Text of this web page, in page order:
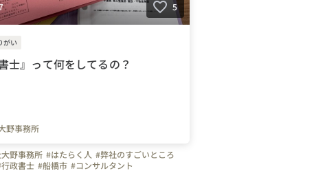
5
がい
士』って何をしてるの？
野事務所
野事務所 #はたらく人 #弊社のすごいところ
政書士 #船橋市 #コンサルタント